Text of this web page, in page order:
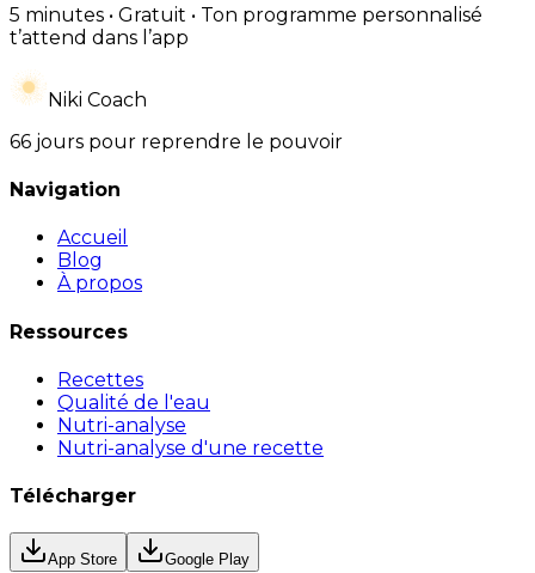
5 minutes • Gratuit • Ton programme personnalisé
t’attend dans l’app
Niki Coach
66 jours pour reprendre le pouvoir
Navigation
Accueil
Blog
À propos
Ressources
Recettes
Qualité de l'eau
Nutri-analyse
Nutri-analyse d'une recette
Télécharger
App Store Google Play